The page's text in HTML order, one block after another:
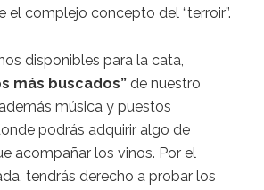
el complejo concepto del “terroir”.
disponibles para la cata,
más buscados”de nuestro
música y puestos
podrás adquirir algo de
acompañar los vinos. Por el
tendrás derecho a probar los